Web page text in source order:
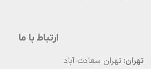
ارتباط با ما
تهران: تهران سعادت آباد